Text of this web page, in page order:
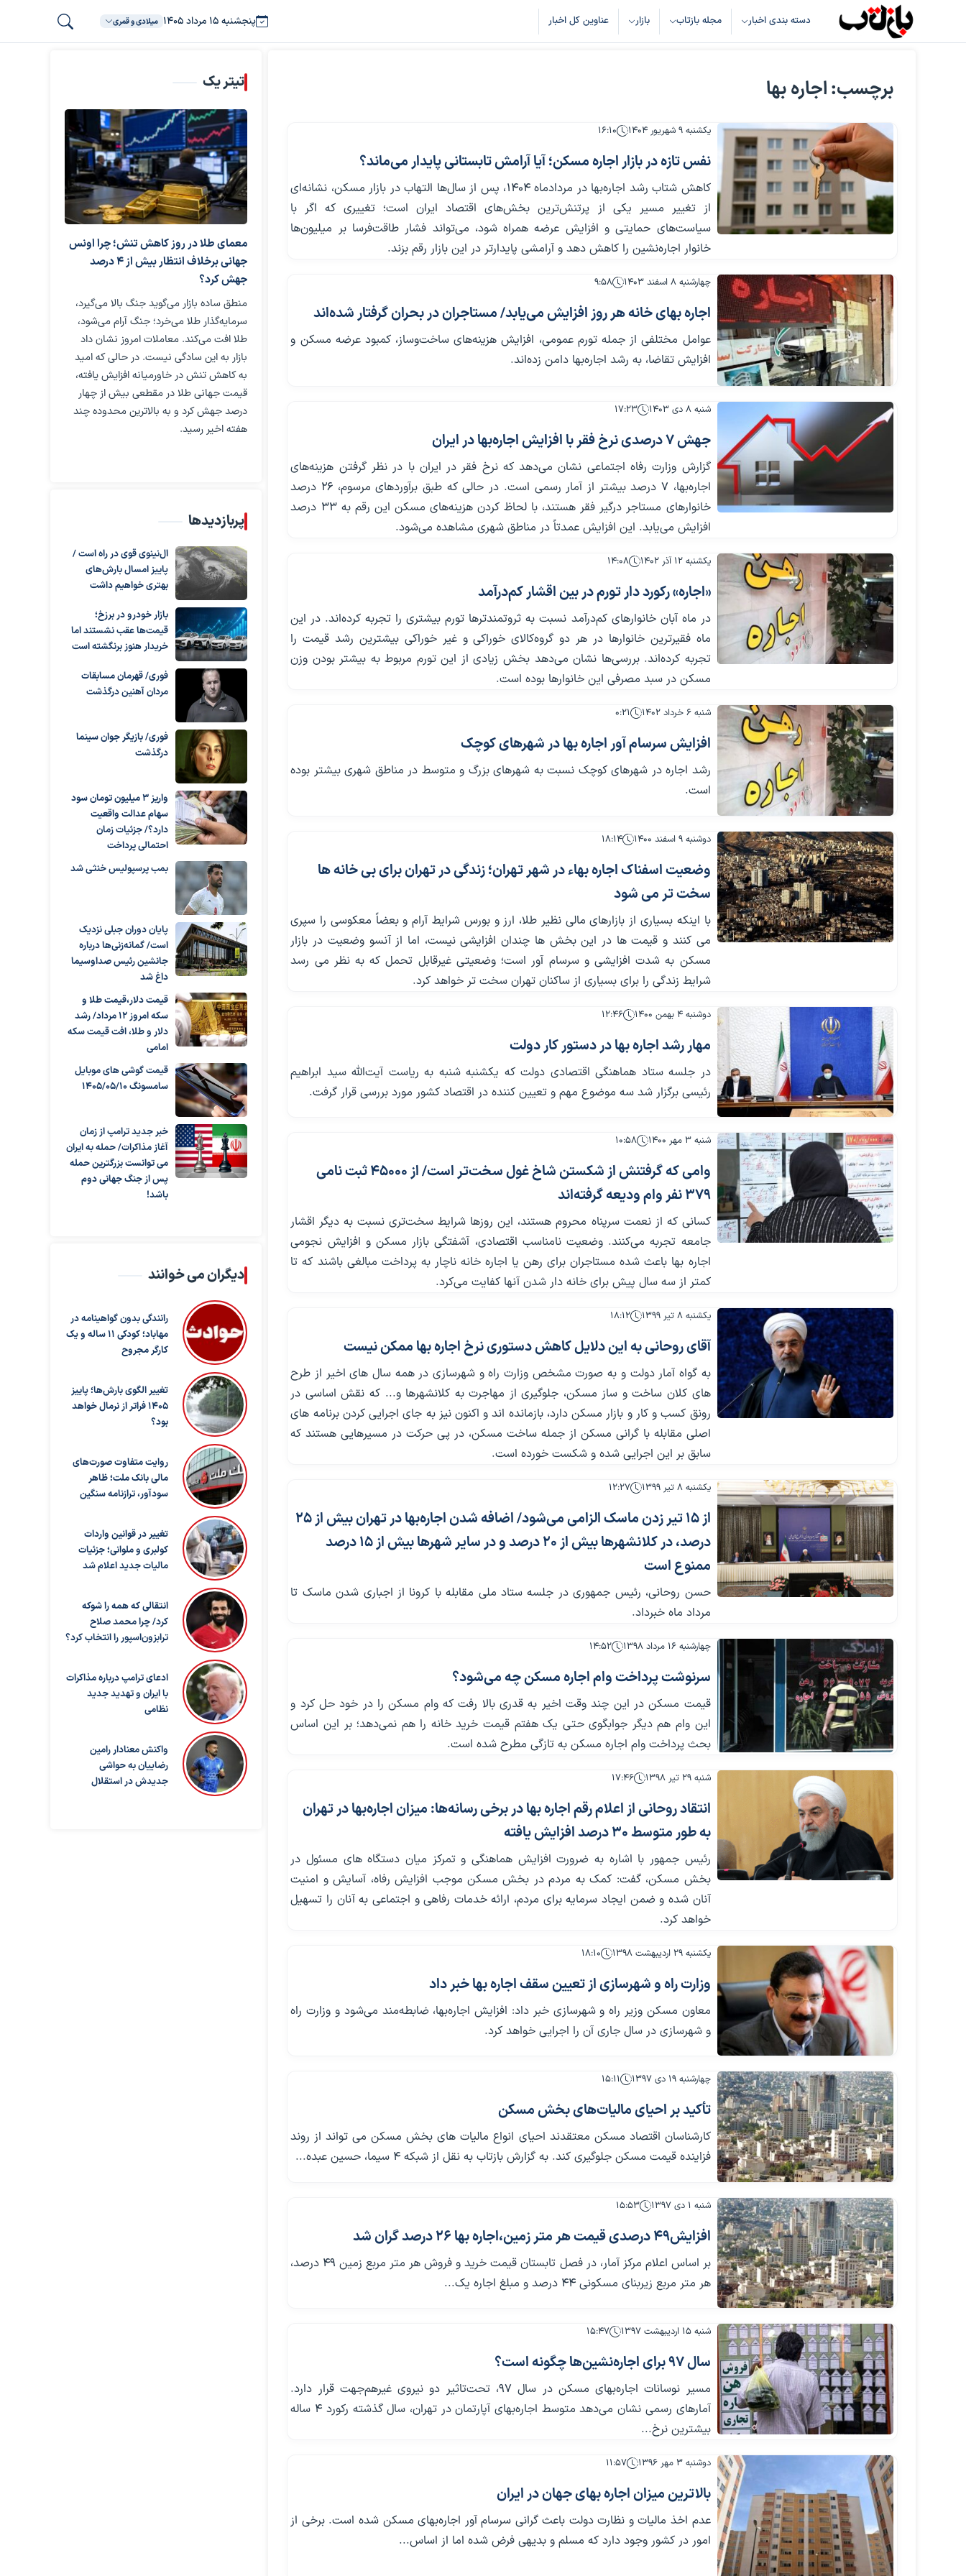
دسته بندی اخبار مجله بازتاب بازار عناوین کل اخبار پنجشنبه ۱۵ مرداد ۱۴۰۵ میلادی و قمری
برچسب: اجاره بها
یکشنبه ۹ شهریور ۱۴۰۴ ۱۶:۱۰
نفس تازه در بازار اجاره مسکن؛ آیا آرامش تابستانی پایدار می‌ماند؟
کاهش شتاب رشد اجاره‌بها در مردادماه ۱۴۰۴، پس از سال‌ها التهاب در بازار مسکن، نشانه‌ای
از تغییر مسیر یکی از پرتنش‌ترین بخش‌های اقتصاد ایران است؛ تغییری که اگر با
سیاست‌های حمایتی و افزایش عرضه همراه شود، می‌تواند فشار طاقت‌فرسا بر میلیون‌ها
خانوار اجاره‌نشین را کاهش دهد و آرامشی پایدارتر در این بازار رقم بزند.
چهارشنبه ۸ اسفند ۱۴۰۳ ۹:۵۸
اجاره بهای خانه هر روز افزایش می‌یابد/ مستاجران در بحران گرفتار شده‌اند
عوامل مختلفی از جمله تورم عمومی، افزایش هزینه‌های ساخت‌وساز، کمبود عرضه مسکن و
افزایش تقاضا، به رشد اجاره‌بها دامن زده‌اند.
شنبه ۸ دی ۱۴۰۳ ۱۷:۲۳
جهش 7 درصدی نرخ فقر با افزایش اجاره‌بها در ایران
گزارش وزارت رفاه اجتماعی نشان می‌دهد که نرخ فقر در ایران با در نظر گرفتن هزینه‌های
اجاره‌بها، 7 درصد بیشتر از آمار رسمی است. در حالی که طبق برآوردهای مرسوم، 26 درصد
خانوارهای مستاجر درگیر فقر هستند، با لحاظ کردن هزینه‌های مسکن این رقم به 33 درصد
افزایش می‌یابد. این افزایش عمدتاً در مناطق شهری مشاهده می‌شود.
یکشنبه ۱۲ آذر ۱۴۰۲ ۱۴:۰۸
«اجاره» رکورد دار تورم در بین اقشار کم‌درآمد
در ماه آبان خانوارهای کم‌درآمد نسبت به ثروتمندترها تورم بیشتری را تجربه کرده‌اند. در این
ماه فقیرترین خانوارها در هر دو گروه‌کالای خوراکی و غیر خوراکی بیشترین رشد قیمت را
تجربه کرده‌اند. بررسی‌ها نشان می‌دهد بخش زیادی از این تورم مربوط به بیشتر بودن وزن
مسکن در سبد مصرفی این خانوارها بوده است.
شنبه ۶ خرداد ۱۴۰۲ ۰:۲۱
افزایش سرسام آور اجاره بها در شهرهای کوچک
رشد اجاره در شهرهای کوچک نسبت به شهرهای بزرگ و متوسط در مناطق شهری بیشتر بوده
است.
دوشنبه ۹ اسفند ۱۴۰۰ ۱۸:۱۴
وضعیت اسفناک اجاره بهاء در شهر تهران؛ زندگی در تهران برای بی خانه ها
سخت تر می شود
با اینکه بسیاری از بازارهای مالی نظیر طلا، ارز و بورس شرایط آرام و بعضاً معکوسی را سپری
می کنند و قیمت ها در این بخش ها چندان افزایشی نیست، اما از آنسو وضعیت در بازار
مسکن به شدت افزایشی و سرسام آور است؛ وضعیتی غیرقابل تحمل که به نظر می رسد
شرایط زندگی را برای بسیاری از ساکنان تهران سخت تر خواهد کرد.
دوشنبه ۴ بهمن ۱۴۰۰ ۱۲:۴۶
مهار رشد اجاره بها در دستور کار دولت
در جلسه ستاد هماهنگی اقتصادی دولت که یکشنبه شنبه به ریاست آیت‌الله سید ابراهیم
رئیسی برگزار شد سه موضوع مهم و تعیین کننده در اقتصاد کشور مورد بررسی قرار گرفت.
شنبه ۳ مهر ۱۴۰۰ ۱۰:۵۸
وامی که گرفتنش از شکستن شاخ غول سخت‌تر است/ از 45000 ثبت نامی
379 نفر وام ودیعه گرفته‌اند
کسانی که از نعمت سرپناه محروم هستند، این روزها شرایط سخت‌تری نسبت به دیگر اقشار
جامعه تجربه می‌کنند. وضعیت نامناسب اقتصادی، آشفتگی بازار مسکن و افزایش نجومی
اجاره بها باعث شده مستاجران برای رهن یا اجاره خانه ناچار به پرداخت مبالغی باشند که تا
کمتر از سه سال پیش برای خانه دار شدن آنها کفایت می‌کرد.
یکشنبه ۸ تیر ۱۳۹۹ ۱۸:۱۲
آقای روحانی به این دلایل کاهش دستوری نرخ اجاره بها ممکن نیست
به گواه آمار دولت و به صورت مشخص وزارت راه و شهرسازی در همه سال های اخیر از طرح
های کلان ساخت و ساز مسکن، جلوگیری از مهاجرت به کلانشهرها و... که نقش اساسی در
رونق کسب و کار و بازار مسکن دارد، بازمانده اند و اکنون نیز به جای اجرایی کردن برنامه های
اصلی مقابله با گرانی مسکن از جمله ساخت مسکن، در پی حرکت در مسیرهایی هستند که
سابق بر این اجرایی شده و شکست خورده است.
یکشنبه ۸ تیر ۱۳۹۹ ۱۲:۲۷
از ۱۵ تیر زدن ماسک الزامی می‌شود/ اضافه شدن اجاره‌بها در تهران بیش از ۲۵
درصد، در کلانشهر‌ها بیش از ۲۰ درصد و در سایر شهر‌ها بیش از ۱۵ درصد
ممنوع است
حسن روحانی، رئیس جمهوری در جلسه ستاد ملی مقابله با کرونا از اجباری شدن ماسک تا
مرداد ماه خبرداد.
چهارشنبه ۱۶ مرداد ۱۳۹۸ ۱۴:۵۲
سرنوشت پرداخت وام اجاره مسکن چه می‌شود؟
قیمت مسکن در این چند وقت اخیر به قدری بالا رفت که وام مسکن را در خود حل کرد و
این وام هم دیگر جوابگوی حتی یک هفتم قیمت خرید خانه را هم نمی‌دهد؛ بر این اساس
بحث پرداخت وام اجاره مسکن به تازگی مطرح شده است.
شنبه ۲۹ تیر ۱۳۹۸ ۱۷:۴۶
انتقاد روحانی از اعلام رقم اجاره بها در برخی رسانه‌ها: میزان اجاره‌بها در تهران
به طور متوسط ۳۰ درصد افزایش یافته
رئیس جمهور با اشاره به ضرورت افزایش هماهنگی و تمرکز میان دستگاه های مسئول در
بخش مسکن، گفت: کمک به مردم در بخش مسکن موجب افزایش رفاه، آسایش و امنیت
آنان شده و ضمن ایجاد سرمایه برای مردم، ارائه خدمات رفاهی و اجتماعی به آنان را تسهیل
خواهد کرد.
یکشنبه ۲۹ اردیبهشت ۱۳۹۸ ۱۸:۱۰
وزارت راه و شهرسازی از تعیین سقف اجاره بها خبر داد
معاون مسکن وزیر راه و شهرسازی خبر داد: ️افزایش اجاره‌بها، ضابطه‌مند می‌شود و وزارت راه
و شهرسازی در سال جاری آن را اجرایی خواهد کرد.
چهارشنبه ۱۹ دی ۱۳۹۷ ۱۵:۱۱
تأکید بر احیای مالیات‌های بخش مسکن
کارشناسان اقتصاد مسکن معتقدند احیای انواع مالیات های بخش مسکن می تواند از روند
فزاینده قیمت مسکن جلوگیری کند. به گزارش بازتاب به نقل از شبکه ۴ سیما، حسین عبده...
شنبه ۱ دی ۱۳۹۷ ۱۵:۵۳
افزایش٤٩ درصدی قیمت هر متر زمین،اجاره بها ۲۶ درصد گران شد
بر اساس اعلام مرکز آمار، در فصل تابستان قیمت خرید و فروش هر متر مربع زمین ۴۹ درصد،
هر متر مربع زیربنای مسکونی ۴۴ درصد و مبلغ اجاره یک...
شنبه ۱۵ اردیبهشت ۱۳۹۷ ۱۵:۴۷
سال ۹۷ برای اجاره‌نشین‌ها چگونه است؟
مسیر نوسانات اجاره‌بهای مسکن در سال ۹۷، تحت‌تاثیر دو نیروی غیر‌هم‌جهت قرار دارد.
آمارهای رسمی نشان می‌دهد متوسط اجاره‌بهای آپارتمان در تهران، سال گذشته رکورد ۴ ساله
بیشترین نرخ...
دوشنبه ۳ مهر ۱۳۹۶ ۱۱:۵۷
بالاترین میزان اجاره بهای جهان در ایران
عدم اخذ مالیات و نظارت دولت باعث گرانی سرسام آور اجاره‌بهای مسکن شده است. برخی از
امور در کشور وجود دارد که مسلم و بدیهی فرض شده اما از اساس...
تیتر یک
معمای طلا در روز کاهش تنش؛ چرا اونس
جهانی برخلاف انتظار بیش از ۴ درصد
جهش کرد؟
منطق ساده بازار می‌گوید جنگ بالا می‌گیرد،
سرمایه‌گذار طلا می‌خرد؛ جنگ آرام می‌شود،
طلا افت می‌کند. معاملات امروز نشان داد
بازار به این سادگی نیست. در حالی که امید
به کاهش تنش در خاورمیانه افزایش یافته،
قیمت جهانی طلا در مقطعی بیش از چهار
درصد جهش کرد و به بالاترین محدوده چند
هفته اخیر رسید.
پربازدیدها
ال‌نینوی قوی در راه است /
پاییز امسال بارش‌های
بهتری خواهیم داشت
بازار خودرو در برزخ؛
قیمت‌ها عقب نشستند اما
خریدار هنوز برنگشته است
فوری/ قهرمان مسابقات
مردان آهنین درگذشت
فوری/ بازیگر جوان سینما
درگذشت
واریز ۳ میلیون تومان سود
سهام عدالت واقعیت
دارد؟/ جزئیات زمان
احتمالی پرداخت
بمب پرسپولیس خنثی شد
پایان دوران جبلی نزدیک
است/ گمانه‌زنی‌ها درباره
جانشین رئیس صداوسیما
داغ شد
قیمت دلار،قیمت طلا و
سکه امروز ۱۲ مرداد/ رشد
دلار و طلا، افت قیمت سکه
امامی
قیمت گوشی های موبایل
سامسونگ 1405/05/10
خبر جدید ترامپ از زمان
آغاز مذاکرات/ حمله به ایران
می توانست بزرگترین حمله
پس از جنگ جهانی دوم
باشد!
دیگران می خوانند
رانندگی بدون گواهینامه در
مهاباد؛ کودکی ۱۱ ساله و یک
کارگر مجروح
تغییر الگوی بارش‌ها؛ پاییز
۱۴۰۵ فراتر از نرمال خواهد
بود؟
روایت متفاوت صورت‌های
مالی بانک ملت؛ ظاهر
سودآور، ترازنامه سنگین
تغییر در قوانین واردات
کولبری و ملوانی؛ جزئیات
مالیات جدید اعلام شد
انتقالی که همه را شوکه
کرد/ چرا محمد صلاح
ترابزون‌اسپور را انتخاب کرد؟
ادعای ترامپ درباره مذاکرات
با ایران و تهدید جدید
نظامی
واکنش معنادار رامین
رضاییان به حواشی
جدیدش در استقلال